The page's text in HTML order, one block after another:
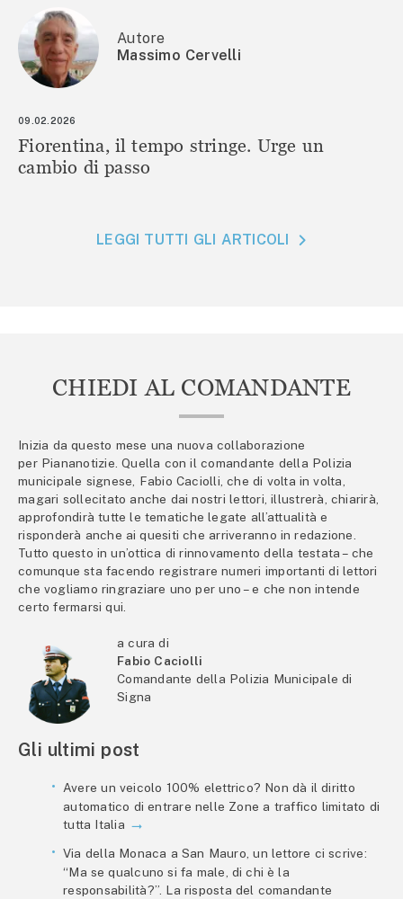
Autore
Massimo Cervelli
09.02.2026
Fiorentina, il tempo stringe. Urge un
cambio di passo
LEGGI TUTTI GLI ARTICOLI
CHIEDI AL COMANDANTE
Inizia da questo mese una nuova collaborazione
per Piananotizie. Quella con il comandante della Polizia
municipale signese, Fabio Caciolli, che di volta in volta,
magari sollecitato anche dai nostri lettori, illustrerà, chiarirà,
approfondirà tutte le tematiche legate all’attualità e
risponderà anche ai quesiti che arriveranno in redazione.
Tutto questo in un’ottica di rinnovamento della testata – che
comunque sta facendo registrare numeri importanti di lettori
che vogliamo ringraziare uno per uno – e che non intende
certo fermarsi qui.
a cura di
Fabio Caciolli
Comandante della Polizia Municipale di
Signa
Gli ultimi post
Avere un veicolo 100% elettrico? Non dà il diritto
automatico di entrare nelle Zone a traffico limitato di
tutta Italia
Via della Monaca a San Mauro, un lettore ci scrive:
“Ma se qualcuno si fa male, di chi è la
responsabilità?”. La risposta del comandante